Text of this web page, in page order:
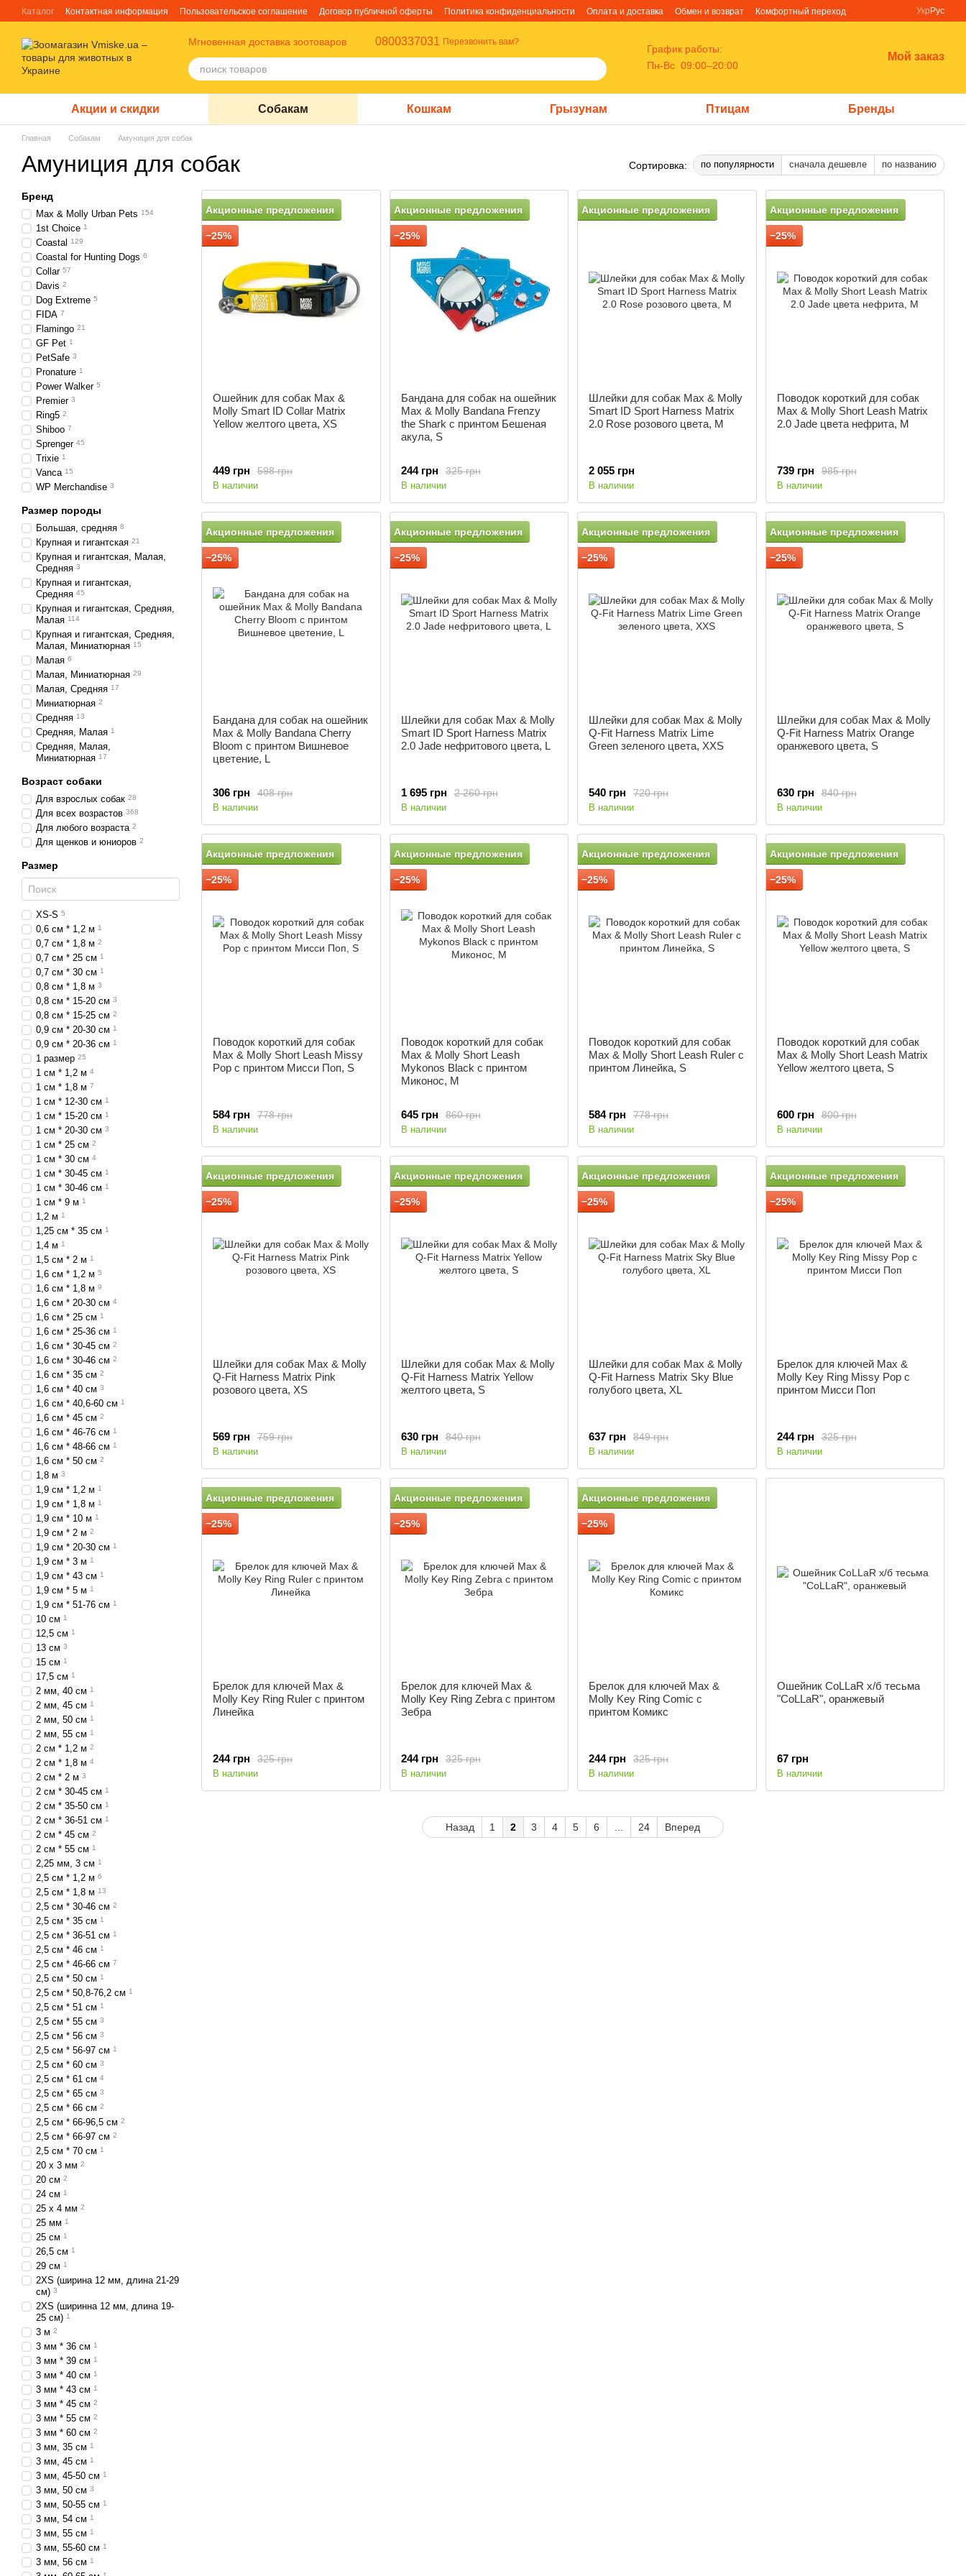
Перейти к основному контенту
Каталог Контактная информация Пользовательское соглашение Договор публичной оферты Политика конфиденциальности Оплата и доставка Обмен и возврат
Комфортный переход
Укр Рус
Мгновенная доставка зоотоваров 0800337031 Перезвонить вам?
График работы:
Пн-Вс 09:00–20:00
Мой заказ
Акции и скидки Собакам Кошкам Грызунам Птицам Бренды
Главная Собакам Амуниция для собак
Амуниция для собак Сортировка: по популярности сначала дешевле по названию
Акционные предложения
−25%
Ошейник для собак Max &
Molly Smart ID Collar Matrix
Yellow желтого цвета, XS
598 грн
449 грн
В наличии
Акционные предложения
−25%
Бандана для собак на ошейник
Max & Molly Bandana Frenzy
the Shark с принтом Бешеная
акула, S
325 грн
244 грн
В наличии
Акционные предложения
Шлейки для собак Max & Molly
Smart ID Sport Harness Matrix
2.0 Rose розового цвета, M
2 055 грн
В наличии
Акционные предложения
−25%
Поводок короткий для собак
Max & Molly Short Leash Matrix
2.0 Jade цвета нефрита, M
985 грн
739 грн
В наличии
Акционные предложения
−25%
Бандана для собак на ошейник
Max & Molly Bandana Cherry
Bloom с принтом Вишневое
цветение, L
408 грн
306 грн
В наличии
Акционные предложения
−25%
Шлейки для собак Max & Molly
Smart ID Sport Harness Matrix
2.0 Jade нефритового цвета, L
2 260 грн
1 695 грн
В наличии
Акционные предложения
−25%
Шлейки для собак Max & Molly
Q-Fit Harness Matrix Lime
Green зеленого цвета, XXS
720 грн
540 грн
В наличии
Акционные предложения
−25%
Шлейки для собак Max & Molly
Q-Fit Harness Matrix Orange
оранжевого цвета, S
840 грн
630 грн
В наличии
Акционные предложения
−25%
Поводок короткий для собак
Max & Molly Short Leash Missy
Pop с принтом Мисси Поп, S
778 грн
584 грн
В наличии
Акционные предложения
−25%
Поводок короткий для собак
Max & Molly Short Leash
Mykonos Black с принтом
Миконос, M
860 грн
645 грн
В наличии
Акционные предложения
−25%
Поводок короткий для собак
Max & Molly Short Leash Ruler с
принтом Линейка, S
778 грн
584 грн
В наличии
Акционные предложения
−25%
Поводок короткий для собак
Max & Molly Short Leash Matrix
Yellow желтого цвета, S
800 грн
600 грн
В наличии
Акционные предложения
−25%
Шлейки для собак Max & Molly
Q-Fit Harness Matrix Pink
розового цвета, XS
759 грн
569 грн
В наличии
Акционные предложения
−25%
Шлейки для собак Max & Molly
Q-Fit Harness Matrix Yellow
желтого цвета, S
840 грн
630 грн
В наличии
Акционные предложения
−25%
Шлейки для собак Max & Molly
Q-Fit Harness Matrix Sky Blue
голубого цвета, XL
849 грн
637 грн
В наличии
Акционные предложения
−25%
Брелок для ключей Max &
Molly Key Ring Missy Pop с
принтом Мисси Поп
325 грн
244 грн
В наличии
Акционные предложения
−25%
Брелок для ключей Max &
Molly Key Ring Ruler с принтом
Линейка
325 грн
244 грн
В наличии
Акционные предложения
−25%
Брелок для ключей Max &
Molly Key Ring Zebra с принтом
Зебра
325 грн
244 грн
В наличии
Акционные предложения
−25%
Брелок для ключей Max &
Molly Key Ring Comic с
принтом Комикс
325 грн
244 грн
В наличии
Ошейник CoLLaR х/б тесьма
"CoLLaR", оранжевый
67 грн
В наличии
Назад 1 2 3 4 5 6 24 Вперед
Бренд
Max & Molly Urban Pets 154
1st Choice 1
Coastal 129
Coastal for Hunting Dogs 6
Collar 57
Davis 2
Dog Extreme 5
FIDA 7
Flamingo 21
GF Pet 1
PetSafe 3
Pronature 1
Power Walker 5
Premier 3
Ring5 2
Shiboo 7
Sprenger 45
Trixie 1
Vanca 15
WP Merchandise 3
Размер породы
Большая, средняя 8
Крупная и гигантская 21
Крупная и гигантская, Малая,
Средняя 3
Крупная и гигантская,
Средняя 45
Крупная и гигантская, Средняя,
Малая 114
Крупная и гигантская, Средняя,
Малая, Миниатюрная 15
Малая 6
Малая, Миниатюрная 29
Малая, Средняя 17
Миниатюрная 2
Средняя 13
Средняя, Малая 1
Средняя, Малая,
Миниатюрная 17
Возраст собаки
Для взрослых собак 28
Для всех возрастов 368
Для любого возраста 2
Для щенков и юниоров 2
Размер
XS-S 5
0,6 см * 1,2 м 1
0,7 см * 1,8 м 2
0,7 см * 25 см 1
0,7 см * 30 см 1
0,8 см * 1,8 м 3
0,8 см * 15-20 см 3
0,8 см * 15-25 см 2
0,9 см * 20-30 см 1
0,9 см * 20-36 см 1
1 размер 25
1 см * 1,2 м 4
1 см * 1,8 м 7
1 см * 12-30 см 1
1 см * 15-20 см 1
1 см * 20-30 см 3
1 см * 25 см 2
1 см * 30 см 4
1 см * 30-45 см 1
1 см * 30-46 см 1
1 см * 9 м 1
1,2 м 1
1,25 см * 35 см 1
1,4 м 1
1,5 см * 2 м 1
1,6 см * 1,2 м 5
1,6 см * 1,8 м 9
1,6 см * 20-30 см 4
1,6 см * 25 см 1
1,6 см * 25-36 см 1
1,6 см * 30-45 см 2
1,6 см * 30-46 см 2
1,6 см * 35 см 2
1,6 см * 40 см 3
1,6 см * 40,6-60 см 1
1,6 см * 45 см 2
1,6 см * 46-76 см 1
1,6 см * 48-66 см 1
1,6 см * 50 см 2
1,8 м 3
1,9 см * 1,2 м 1
1,9 см * 1,8 м 1
1,9 см * 10 м 1
1,9 см * 2 м 2
1,9 см * 20-30 см 1
1,9 см * 3 м 1
1,9 см * 43 см 1
1,9 см * 5 м 1
1,9 см * 51-76 см 1
10 см 1
12,5 см 1
13 см 3
15 см 1
17,5 см 1
2 мм, 40 см 1
2 мм, 45 см 1
2 мм, 50 см 1
2 мм, 55 см 1
2 см * 1,2 м 2
2 см * 1,8 м 4
2 см * 2 м 3
2 см * 30-45 см 1
2 см * 35-50 см 1
2 см * 36-51 см 1
2 см * 45 см 2
2 см * 55 см 1
2,25 мм, 3 см 1
2,5 см * 1,2 м 6
2,5 см * 1,8 м 13
2,5 см * 30-46 см 2
2,5 см * 35 см 1
2,5 см * 36-51 cм 1
2,5 см * 46 см 1
2,5 см * 46-66 см 7
2,5 см * 50 см 1
2,5 см * 50,8-76,2 см 1
2,5 см * 51 см 1
2,5 см * 55 см 3
2,5 см * 56 см 3
2,5 см * 56-97 см 1
2,5 см * 60 см 3
2,5 см * 61 см 4
2,5 см * 65 см 3
2,5 см * 66 см 2
2,5 см * 66-96,5 см 2
2,5 см * 66-97 см 2
2,5 см * 70 см 1
20 x 3 мм 2
20 см 2
24 см 1
25 x 4 мм 2
25 мм 1
25 см 1
26,5 см 1
29 см 1
2XS (ширина 12 мм, длина 21-29
см) 3
2XS (ширинна 12 мм, длина 19-
25 см) 1
3 м 2
3 мм * 36 см 1
3 мм * 39 см 1
3 мм * 40 см 1
3 мм * 43 см 1
3 мм * 45 см 2
3 мм * 55 см 2
3 мм * 60 см 2
3 мм, 35 см 1
3 мм, 45 см 1
3 мм, 45-50 см 1
3 мм, 50 см 3
3 мм, 50-55 см 1
3 мм, 54 см 1
3 мм, 55 см 1
3 мм, 55-60 см 1
3 мм, 56 см 1